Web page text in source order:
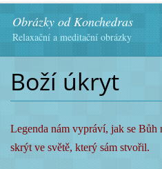
Obrázky od Konchedras
Relaxační a meditační obrázky
Boží úkryt
Legenda nám vypráví, jak se Bůh
skrýt ve světě, který sám stvořil.